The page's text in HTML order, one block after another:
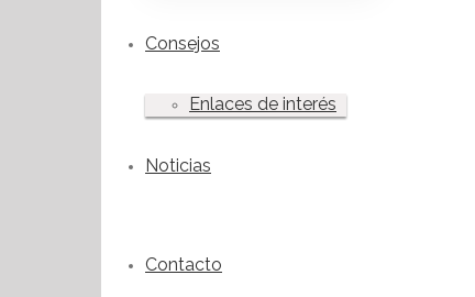
Consejos
Enlaces de interés
Noticias
Contacto